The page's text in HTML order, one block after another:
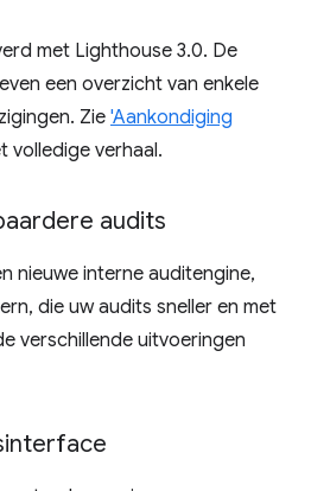
met Lighthouse 3.0. De
een overzicht van enkele
Zie 'Aankondiging
volledige verhaal.
audits
nieuwe interne auditengine,
die uw audits sneller en met
verschillende uitvoeringen